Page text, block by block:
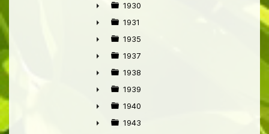
►
1930
►
1931
►
1935
►
1937
►
1938
►
1939
►
1940
1943